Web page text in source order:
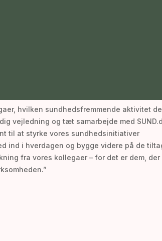
hvilken sundhedsfremmende aktivitet de
vejledning og tæt samarbejde med
til at styrke vores sundhedsinitiativer
ind i hverdagen og bygge videre på de
fra vores kollegaer – for det er dem, der